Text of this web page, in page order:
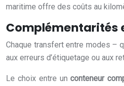
maritime offre des coûts au
Complémentarités
Chaque transfert entre modes –
aux erreurs d’étiquetage ou aux
Le choix entre unconteneur